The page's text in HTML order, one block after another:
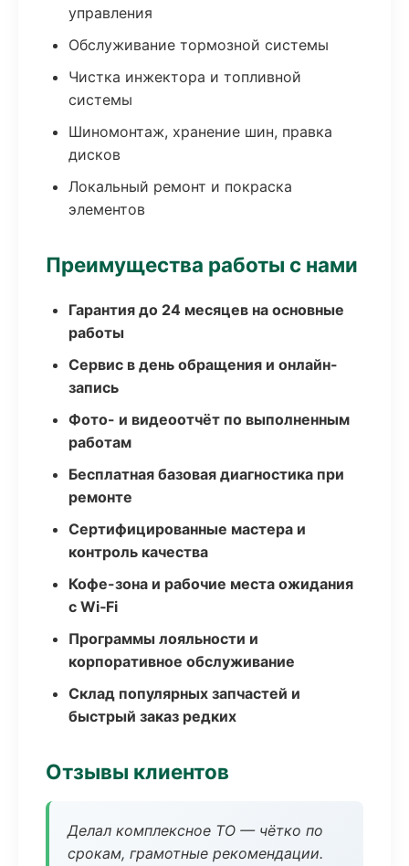
управления
Обслуживание тормозной системы
Чистка инжектора и топливной
системы
Шиномонтаж, хранение шин, правка
дисков
Локальный ремонт и покраска
элементов
Преимущества работы с нами
Гарантия до 24 месяцев на основные
работы
Сервис в день обращения и онлайн-
запись
Фото- и видеоотчёт по выполненным
работам
Бесплатная базовая диагностика при
ремонте
Сертифицированные мастера и
контроль качества
Кофе-зона и рабочие места ожидания
с Wi‑Fi
Программы лояльности и
корпоративное обслуживание
Склад популярных запчастей и
быстрый заказ редких
Отзывы клиентов
Делал комплексное ТО — чётко по
срокам, грамотные рекомендации.